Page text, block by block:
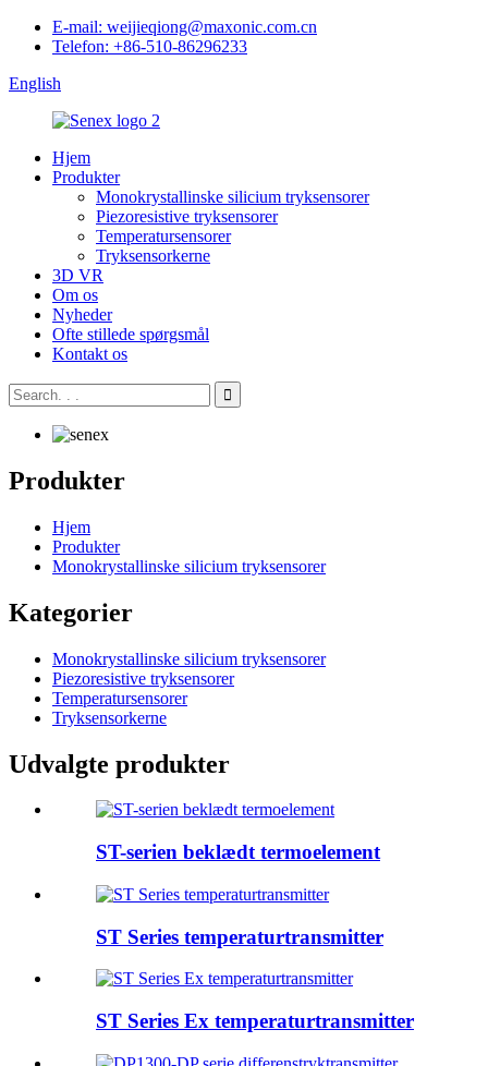
E-mail: weijieqiong@maxonic.com.cn
Telefon: +86-510-86296233
English
Hjem
Produkter
Monokrystallinske silicium tryksensorer
Piezoresistive tryksensorer
Temperatursensorer
Tryksensorkerne
3D VR
Om os
Nyheder
Ofte stillede spørgsmål
Kontakt os
Produkter
Hjem
Produkter
Monokrystallinske silicium tryksensorer
Kategorier
Monokrystallinske silicium tryksensorer
Piezoresistive tryksensorer
Temperatursensorer
Tryksensorkerne
Udvalgte produkter
ST-serien beklædt termoelement
ST Series temperaturtransmitter
ST Series Ex temperaturtransmitter